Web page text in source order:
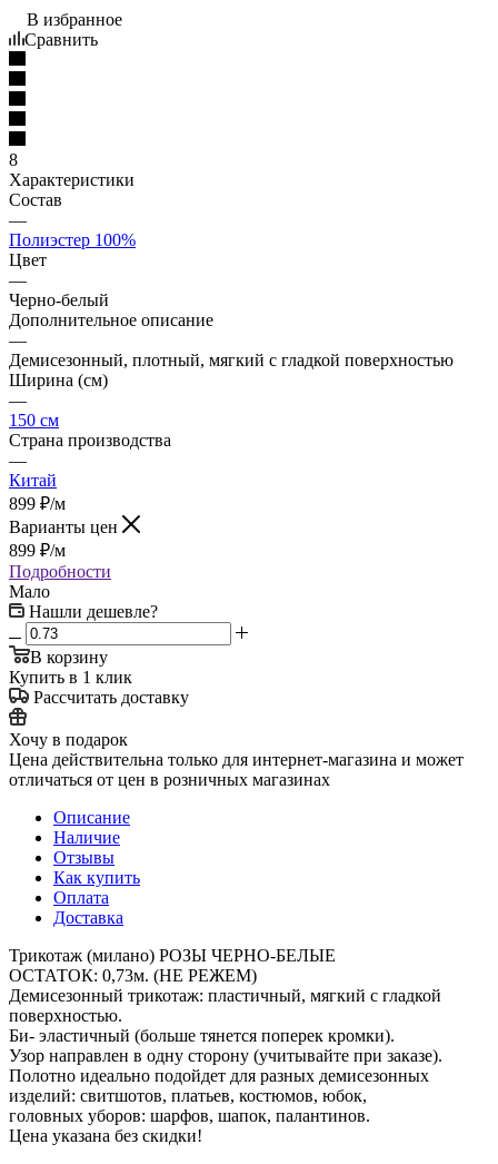
В избранное
Сравнить
8
Характеристики
Состав
—
Полиэстер 100%
Цвет
—
Черно-белый
Дополнительное описание
—
Демисезонный, плотный, мягкий с гладкой поверхностью
Ширина (см)
—
150 см
Страна производства
—
Китай
899 ₽/м
Варианты цен
899 ₽/м
Подробности
Мало
Нашли дешевле?
В корзину
Купить в 1 клик
Рассчитать доставку
Хочу в подарок
Цена действительна только для интернет-магазина и может
отличаться от цен в розничных магазинах
Описание
Наличие
Отзывы
Как купить
Оплата
Доставка
Трикотаж (милано) РОЗЫ ЧЕРНО-БЕЛЫЕ
ОСТАТОК: 0,73м. (НЕ РЕЖЕМ)
Демисезонный трикотаж: пластичный, мягкий с гладкой
поверхностью.
Би- эластичный (больше тянется поперек кромки).
Узор направлен в одну сторону (учитывайте при заказе).
Полотно идеально подойдет для разных демисезонных
изделий: свитшотов, платьев, костюмов, юбок,
головных уборов: шарфов, шапок, палантинов.
Цена указана без скидки!